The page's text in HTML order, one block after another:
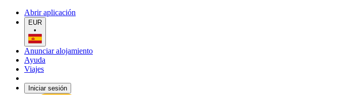
Abrir aplicación
EUR
•
Anunciar alojamiento
Ayuda
Viajes
Iniciar sesión